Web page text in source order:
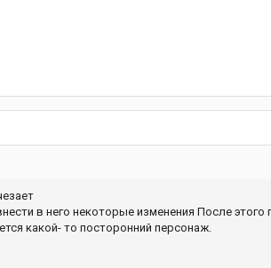
в него некоторые изменения После этого
какой- то посторонний персонаж.